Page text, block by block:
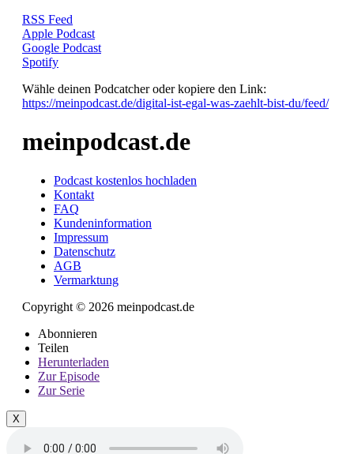
RSS Feed
Apple Podcast
Google Podcast
Spotify
Wähle deinen Podcatcher oder kopiere den Link:
https://meinpodcast.de/digital-ist-egal-was-zaehlt-bist-du/feed/
meinpodcast.de
Podcast kostenlos hochladen
Kontakt
FAQ
Kundeninformation
Impressum
Datenschutz
AGB
Vermarktung
Copyright © 2026 meinpodcast.de
Abonnieren
Teilen
Herunterladen
Zur Episode
Zur Serie
X